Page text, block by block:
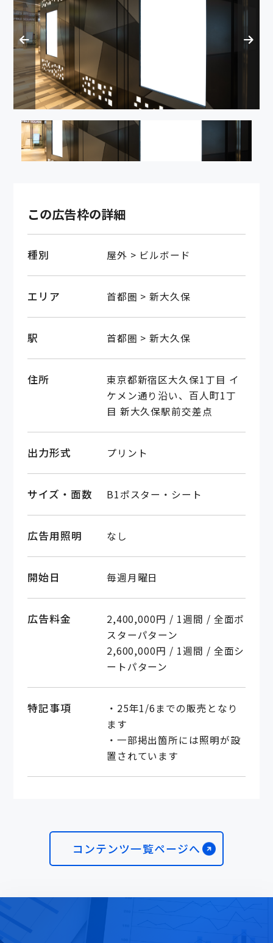
この広告枠の詳細
種別 屋外 > ビルボード
エリア 首都圏 > 新大久保
駅 首都圏 > 新大久保
住所
東京都新宿区大久保1丁目 イ
ケメン通り沿い、百人町1丁
目 新大久保駅前交差点
出力形式 プリント
サイズ・面数 B1ポスター・シート
広告用照明 なし
開始日 毎週月曜日
広告料金
2,400,000円 / 1週間 / 全面ポ
スターパターン
2,600,000円 / 1週間 / 全面シ
ートパターン
特記事項
・25年1/6までの販売となり
ます
・一部掲出箇所には照明が設
置されています
コンテンツ一覧ページへ